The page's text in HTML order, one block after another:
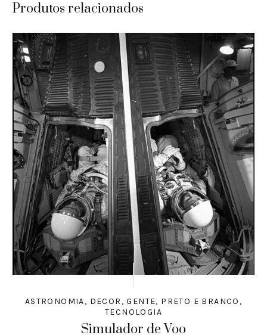
Produtos relacionados
ASTRONOMIA, DECOR ,GENTE, PRETO E BRANCO ,
TECNOLOGIA
Simulador de Voo